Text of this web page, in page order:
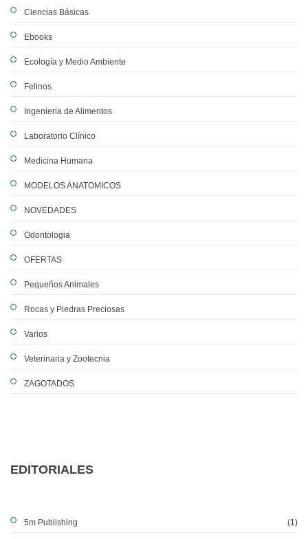
Ciencias Básicas
Ebooks
Ecología y Medio Ambiente
Felinos
Ingenieria de Alimentos
Laboratorio Clínico
Medicina Humana
MODELOS ANATOMICOS
NOVEDADES
Odontologia
OFERTAS
Pequeños Animales
Rocas y Piedras Preciosas
Varios
Veterinaria y Zootecnia
ZAGOTADOS
EDITORIALES
5m Publishing (1)